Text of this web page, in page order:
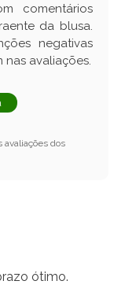
comentários
da blusa.
negativas
nas avaliações.
avaliações dos
ótimo.